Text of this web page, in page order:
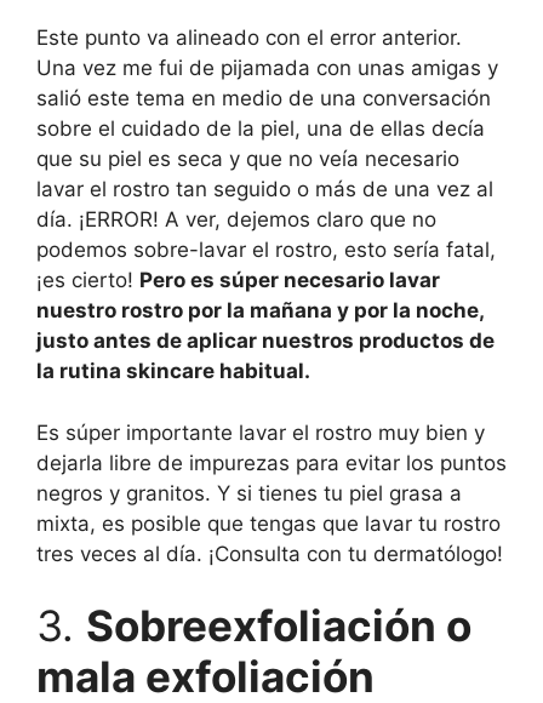
Este punto va alineado con el error anterior.
Una vez me fui de pijamada con unas amigas y
salió este tema en medio de una conversación
sobre el cuidado de la piel, una de ellas decía
que su piel es seca y que no veía necesario
lavar el rostro tan seguido o más de una vez al
día. ¡ERROR! A ver, dejemos claro que no
podemos sobre-lavar el rostro, esto sería fatal,
¡es cierto! Pero es súper necesario lavar
nuestro rostro por la mañana y por la noche,
justo antes de aplicar nuestros productos de
la rutina skincare habitual.
Es súper importante lavar el rostro muy bien y
dejarla libre de impurezas para evitar los puntos
negros y granitos. Y si tienes tu piel grasa a
mixta, es posible que tengas que lavar tu rostro
tres veces al día. ¡Consulta con tu dermatólogo!
3. Sobreexfoliación o
mala exfoliación